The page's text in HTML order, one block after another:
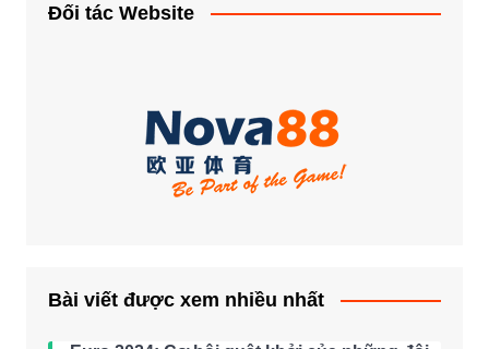
Đối tác Website
Bài viết được xem nhiều nhất